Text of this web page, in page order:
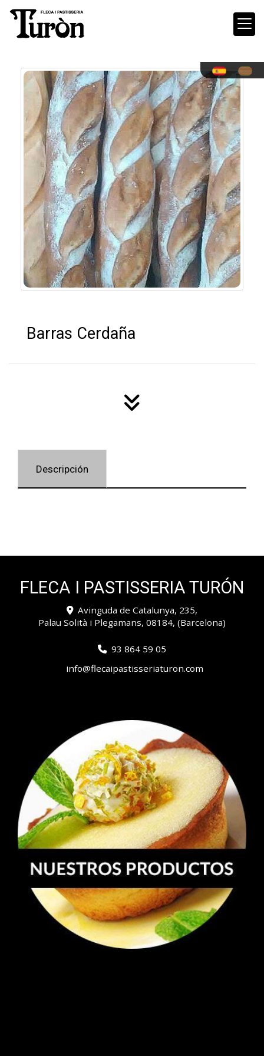
Barras Cerdaña
Descripción
FLECA I PASTISSERIA TURÓN
Avinguda de Catalunya, 235,
Palau Solità i Plegamans, 08184, (Barcelona)
93 864 59 05
info
flecaipastisseriaturon.com